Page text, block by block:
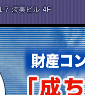
7 装美ビル 4F